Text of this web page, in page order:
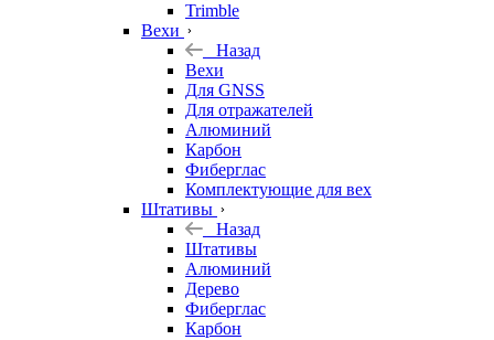
Trimble
Вехи
Назад
Вехи
Для GNSS
Для отражателей
Алюминий
Карбон
Фиберглас
Комплектующие для вех
Штативы
Назад
Штативы
Алюминий
Дерево
Фиберглас
Карбон